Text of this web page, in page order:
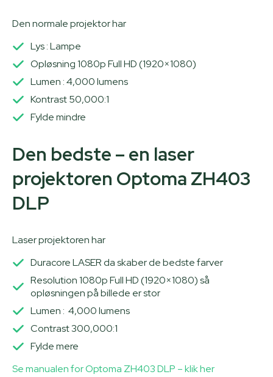
Den normale projektor har
Lys : Lampe
Opløsning 1080p Full HD (1920×1080)
Lumen : 4,000 lumens
Kontrast 50,000:1
Fylde mindre
Den bedste – en laser
projektoren Optoma ZH403
DLP
Laser projektoren har
Duracore LASER da skaber de bedste farver
Resolution 1080p Full HD (1920×1080) så
opløsningen på billede er stor
Lumen : 4,000 lumens
Contrast 300,000:1
Fylde mere
Se manualen for Optoma ZH403 DLP – klik her